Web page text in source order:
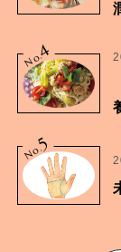
No.
4
No.
5